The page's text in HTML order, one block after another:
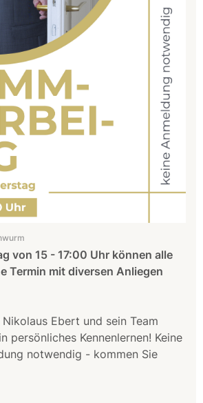
von 15 - 17:00 Uhr können alle
Termin mit diversen Anliegen
Ebert und sein Team
persönliches Kennenlernen! Keine
notwendig - kommen Sie